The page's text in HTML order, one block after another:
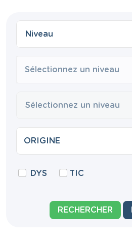
Sélectionnez un niveau
DYS TIC
RECHERCHER